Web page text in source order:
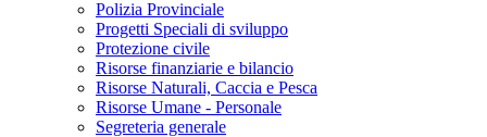
Polizia Provinciale
Progetti Speciali di sviluppo
Protezione civile
Risorse finanziarie e bilancio
Risorse Naturali, Caccia e Pesca
Risorse Umane - Personale
Segreteria generale